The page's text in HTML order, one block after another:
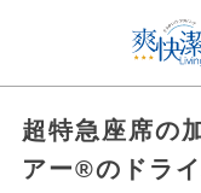
超特急座席の
アー®のドラ